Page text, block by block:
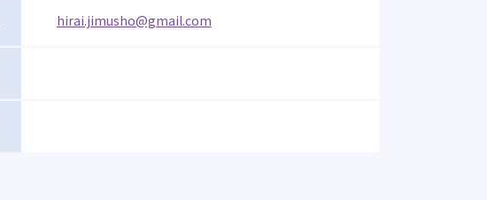
hirai.jimusho@gmail.com